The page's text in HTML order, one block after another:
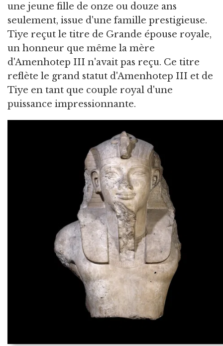
une jeune fille de onze ou douze ans
seulement, issue d'une famille prestigieuse.
Tiye reçut le titre de Grande épouse royale,
un honneur que même la mère
d'Amenhotep III n'avait pas reçu. Ce titre
reflète le grand statut d'Amenhotep III et de
Tiye en tant que couple royal d'une
puissance impressionnante.